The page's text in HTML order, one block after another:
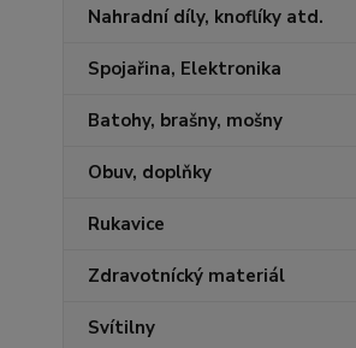
Nahradní díly, knoflíky atd.
Spojařina, Elektronika
Batohy, brašny, mošny
Obuv, doplňky
Rukavice
Zdravotnícký materiál
Svítilny